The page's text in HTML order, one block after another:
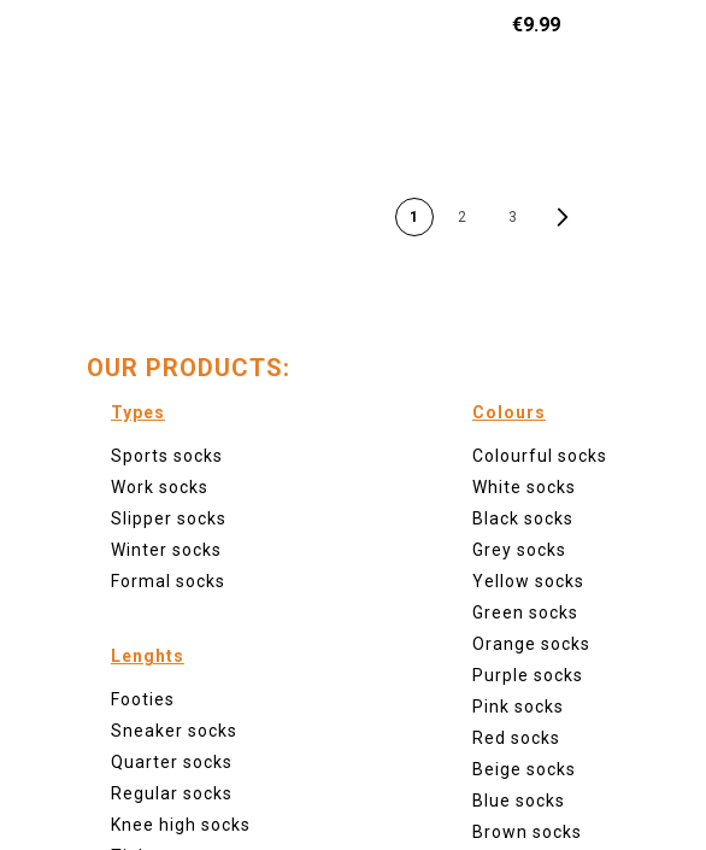
€9.99
1 2 3
OUR PRODUCTS:
Types
Sports socks
Work socks
Slipper socks
Winter socks
Formal socks
Lenghts
Footies
Sneaker socks
Quarter socks
Regular socks
Knee high socks
Colours
Colourful socks
White socks
Black socks
Grey socks
Yellow socks
Green socks
Orange socks
Purple socks
Pink socks
Red socks
Beige socks
Blue socks
Brown socks